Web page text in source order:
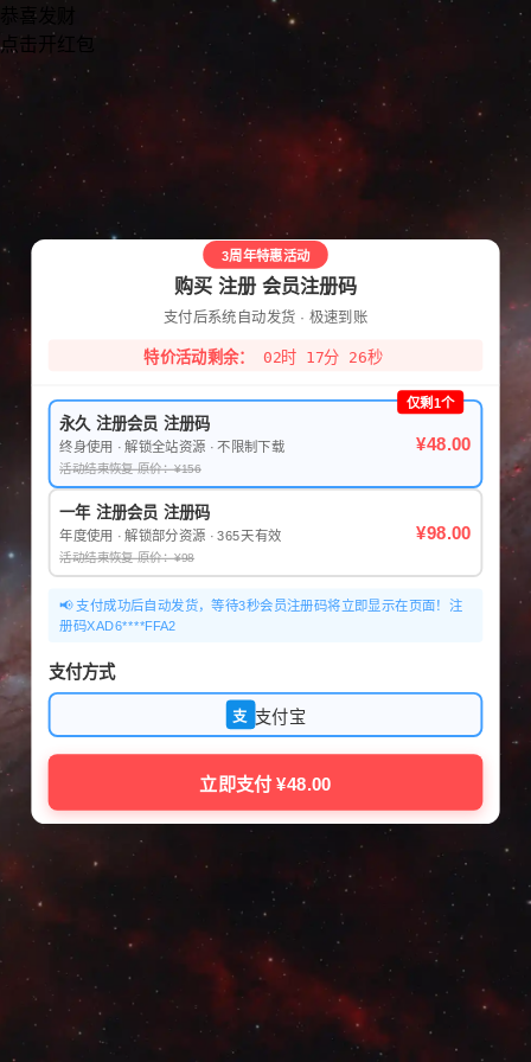
恭喜发财
点击开红包
3周年特惠活动
购买 注册 会员注册码
支付后系统自动发货 · 极速到账
特价活动剩余： 02时 17分 26秒
仅剩1个
永久 注册会员 注册码
终身使用 · 解锁全站资源 · 不限制下载
活动结束恢复 原价：¥156
¥48.00
一年 注册会员 注册码
年度使用 · 解锁部分资源 · 365天有效
活动结束恢复 原价：¥98
¥98.00
📢 支付成功后自动发货，等待3秒会员注册码将立即显示在页面！注
册码XAD6****FFA2
支付方式
支 支付宝
立即支付 ¥48.00